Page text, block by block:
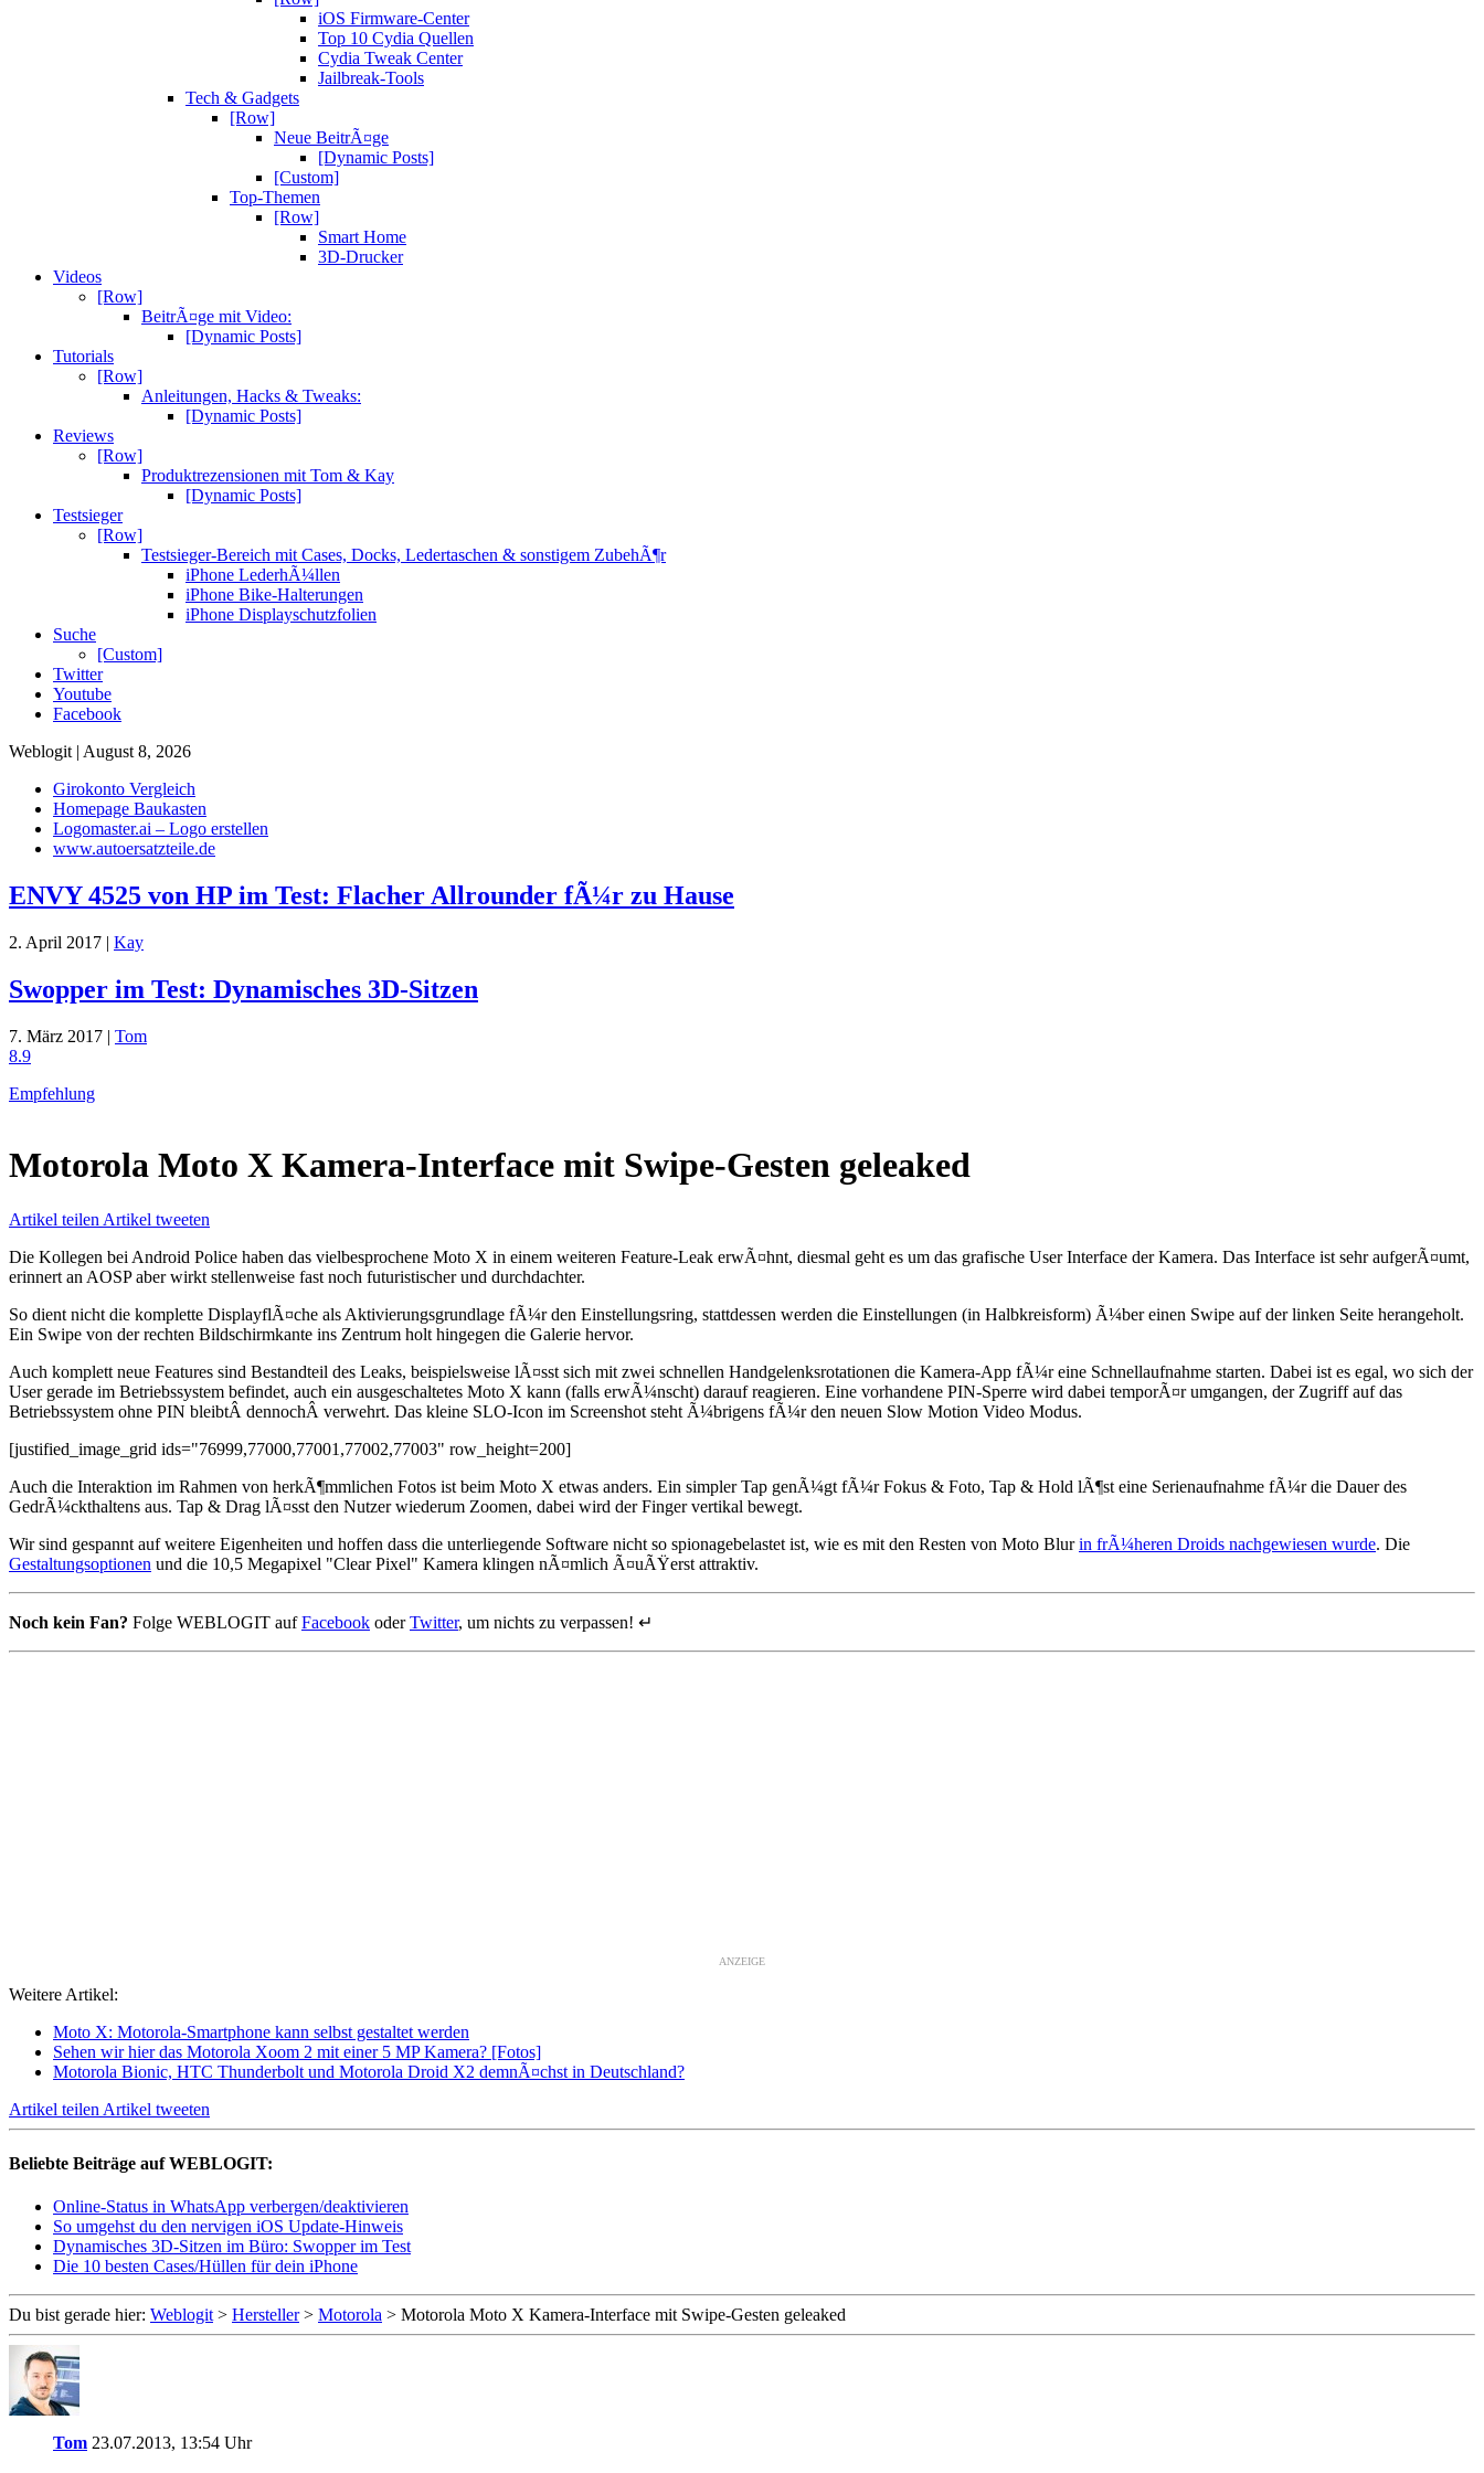
iOS Firmware-Center
Top 10 Cydia Quellen
Cydia Tweak Center
Jailbreak-Tools
Tech & Gadgets
[Row]
Neue BeitrÃ¤ge
[Dynamic Posts]
[Custom]
Top-Themen
[Row]
Smart Home
3D-Drucker
Videos
[Row]
BeitrÃ¤ge mit Video:
[Dynamic Posts]
Tutorials
[Row]
Anleitungen, Hacks & Tweaks:
[Dynamic Posts]
Reviews
[Row]
Produktrezensionen mit Tom & Kay
[Dynamic Posts]
Testsieger
[Row]
Testsieger-Bereich mit Cases, Docks, Ledertaschen & sonstigem ZubehÃ¶r
iPhone LederhÃ¼llen
iPhone Bike-Halterungen
iPhone Displayschutzfolien
Suche
[Custom]
Twitter
Youtube
Facebook
Weblogit | August 8, 2026
Girokonto Vergleich
Homepage Baukasten
Logomaster.ai – Logo erstellen
www.autoersatzteile.de
ENVY 4525 von HP im Test: Flacher Allrounder fÃ¼r zu Hause
2. April 2017 | Kay
Swopper im Test: Dynamisches 3D-Sitzen
7. März 2017 | Tom
8.9
Empfehlung
Motorola Moto X Kamera-Interface mit Swipe-Gesten geleaked
Artikel teilen Artikel tweeten
Die Kollegen bei Android Police haben das vielbesprochene Moto X in einem weiteren Feature-Leak erwÃ¤hnt, diesmal geht es um das grafische User Interface der Kamera. Das Interface ist sehr aufgerÃ¤umt,
erinnert an AOSP aber wirkt stellenweise fast noch futuristischer und durchdachter.
So dient nicht die komplette DisplayflÃ¤che als Aktivierungsgrundlage fÃ¼r den Einstellungsring, stattdessen werden die Einstellungen (in Halbkreisform) Ã¼ber einen Swipe auf der linken Seite herangeholt.
Ein Swipe von der rechten Bildschirmkante ins Zentrum holt hingegen die Galerie hervor.
Auch komplett neue Features sind Bestandteil des Leaks, beispielsweise lÃ¤sst sich mit zwei schnellen Handgelenksrotationen die Kamera-App fÃ¼r eine Schnellaufnahme starten. Dabei ist es egal, wo sich der
User gerade im Betriebssystem befindet, auch ein ausgeschaltetes Moto X kann (falls erwÃ¼nscht) darauf reagieren. Eine vorhandene PIN-Sperre wird dabei temporÃ¤r umgangen, der Zugriff auf das
Betriebssystem ohne PIN bleibtÂ dennochÂ verwehrt. Das kleine SLO-Icon im Screenshot steht Ã¼brigens fÃ¼r den neuen Slow Motion Video Modus.
[justified_image_grid ids="76999,77000,77001,77002,77003" row_height=200]
Auch die Interaktion im Rahmen von herkÃ¶mmlichen Fotos ist beim Moto X etwas anders. Ein simpler Tap genÃ¼gt fÃ¼r Fokus & Foto, Tap & Hold lÃ¶st eine Serienaufnahme fÃ¼r die Dauer des
GedrÃ¼ckthaltens aus. Tap & Drag lÃ¤sst den Nutzer wiederum Zoomen, dabei wird der Finger vertikal bewegt.
Wir sind gespannt auf weitere Eigenheiten und hoffen dass die unterliegende Software nicht so spionagebelastet ist, wie es mit den Resten von Moto Blurin frÃ¼heren Droids nachgewiesen wurde. Die
Gestaltungsoptionen und die 10,5 Megapixel "Clear Pixel" Kamera klingen nÃ¤mlich Ã¤uÃŸerst attraktiv.
Noch kein Fan? Folge WEBLOGIT aufFacebook oderTwitter, um nichts zu verpassen! ↵
ANZEIGE
Weitere Artikel:
Moto X: Motorola-Smartphone kann selbst gestaltet werden
Sehen wir hier das Motorola Xoom 2 mit einer 5 MP Kamera? [Fotos]
Motorola Bionic, HTC Thunderbolt und Motorola Droid X2 demnÃ¤chst in Deutschland?
Artikel teilen Artikel tweeten
Beliebte Beiträge auf WEBLOGIT:
Online-Status in WhatsApp verbergen/deaktivieren
So umgehst du den nervigen iOS Update-Hinweis
Dynamisches 3D-Sitzen im Büro: Swopper im Test
Die 10 besten Cases/Hüllen für dein iPhone
Du bist gerade hier: Weblogit > Hersteller> Motorola > Motorola Moto X Kamera-Interface mit Swipe-Gesten geleaked
Tom 23.07.2013, 13:54 Uhr